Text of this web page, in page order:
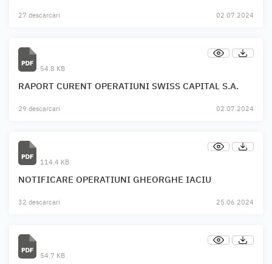
27 descarcari 02.07.2024
54.8 KB
RAPORT CURENT OPERATIUNI SWISS CAPITAL S.A.
29 descarcari 02.07.2024
114.4 KB
NOTIFICARE OPERATIUNI GHEORGHE IACIU
32 descarcari 25.06.2024
54.7 KB